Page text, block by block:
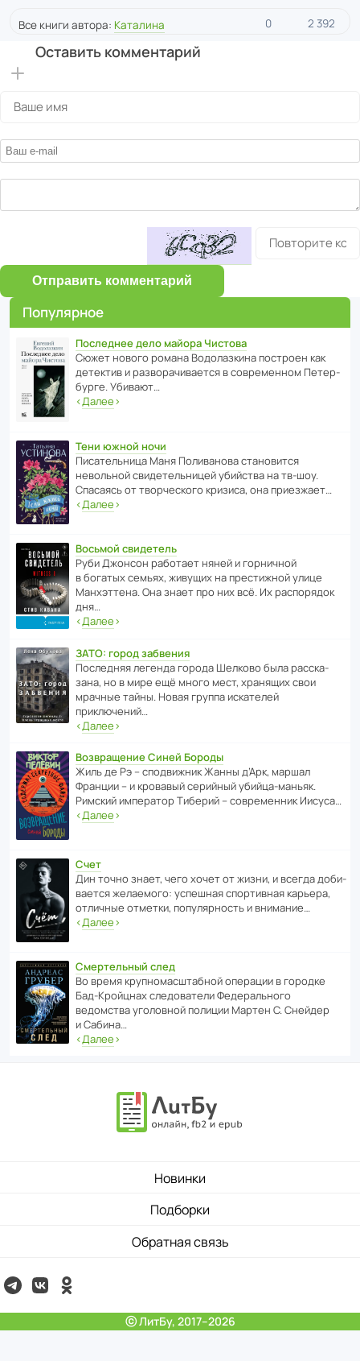
Все книги автора: Каталина 0 2 392
Оставить комментарий
Отправить комментарий
Популярное
Последнее дело майора Чистова
Сюжет нового романа Водо­ла­з­кина пост­роен как
дете­ктив и разво­ра­чи­ва­ется в совре­менном Пете­р­
бурге. Убивают…
‹Далее›
Тени южной ночи
Писа­тель­ница Маня Поли­ва­нова стано­вится
невольной свиде­тель­ницей убийства на тв-шоу.
Спасаясь от твор­че­с­кого кризиса, она приезжает…
‹Далее›
Восьмой свидетель
Руби Джонсон рабо­тает няней и горни­чной
в богатых семьях, живущих на прес­ти­жной улице
Манх­эт­тена. Она знает про них всё. Их распо­рядок
дня…
‹Далее›
ЗАТО: город забвения
После­дняя легенда города Шелково была расска­
зана, но в мире ещё много мест, хранящих свои
мрачные тайны. Новая группа иска­телей
приключений…
‹Далее›
Возвращение Синей Бороды
Жиль де Рэ – спод­ви­жник Жанны д’Арк, маршал
Франции – и кровавый серийный убийца-маньяк.
Римский импе­ратор Тиберий – совре­менник Иисуса…
‹Далее›
Счет
Дин точно знает, чего хочет от жизни, и всегда доби­
ва­ется жела­е­мого: успе­шная спор­ти­вная карьера,
отли­чные отметки, попу­ля­р­ность и внимание…
‹Далее›
Смертельный след
Во время круп­но­мас­ш­та­бной операции в городке
Бад‑Крой­цнах следо­ва­тели Феде­раль­ного
ведомства уголо­вной полиции Мартен С. Снейдер
и Сабина…
‹Далее›
Новинки
Подборки
Обратная связь
ⓒ ЛитБу, 2017–2026